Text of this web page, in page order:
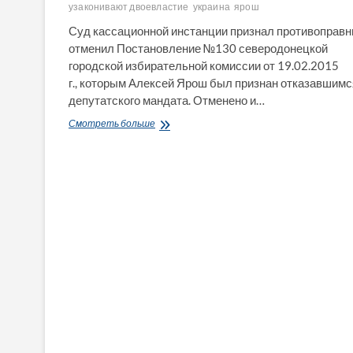
узаконивают двоевластие украина ярош
Суд кассационной инстанции признал
отменил Постановление №130 северодонецкой
городской избирательной комиссии от 19.02.2015
г., которым Алексей Ярош был признан
депутатского мандата. Отменено и…
Смотреть большеУкраинские